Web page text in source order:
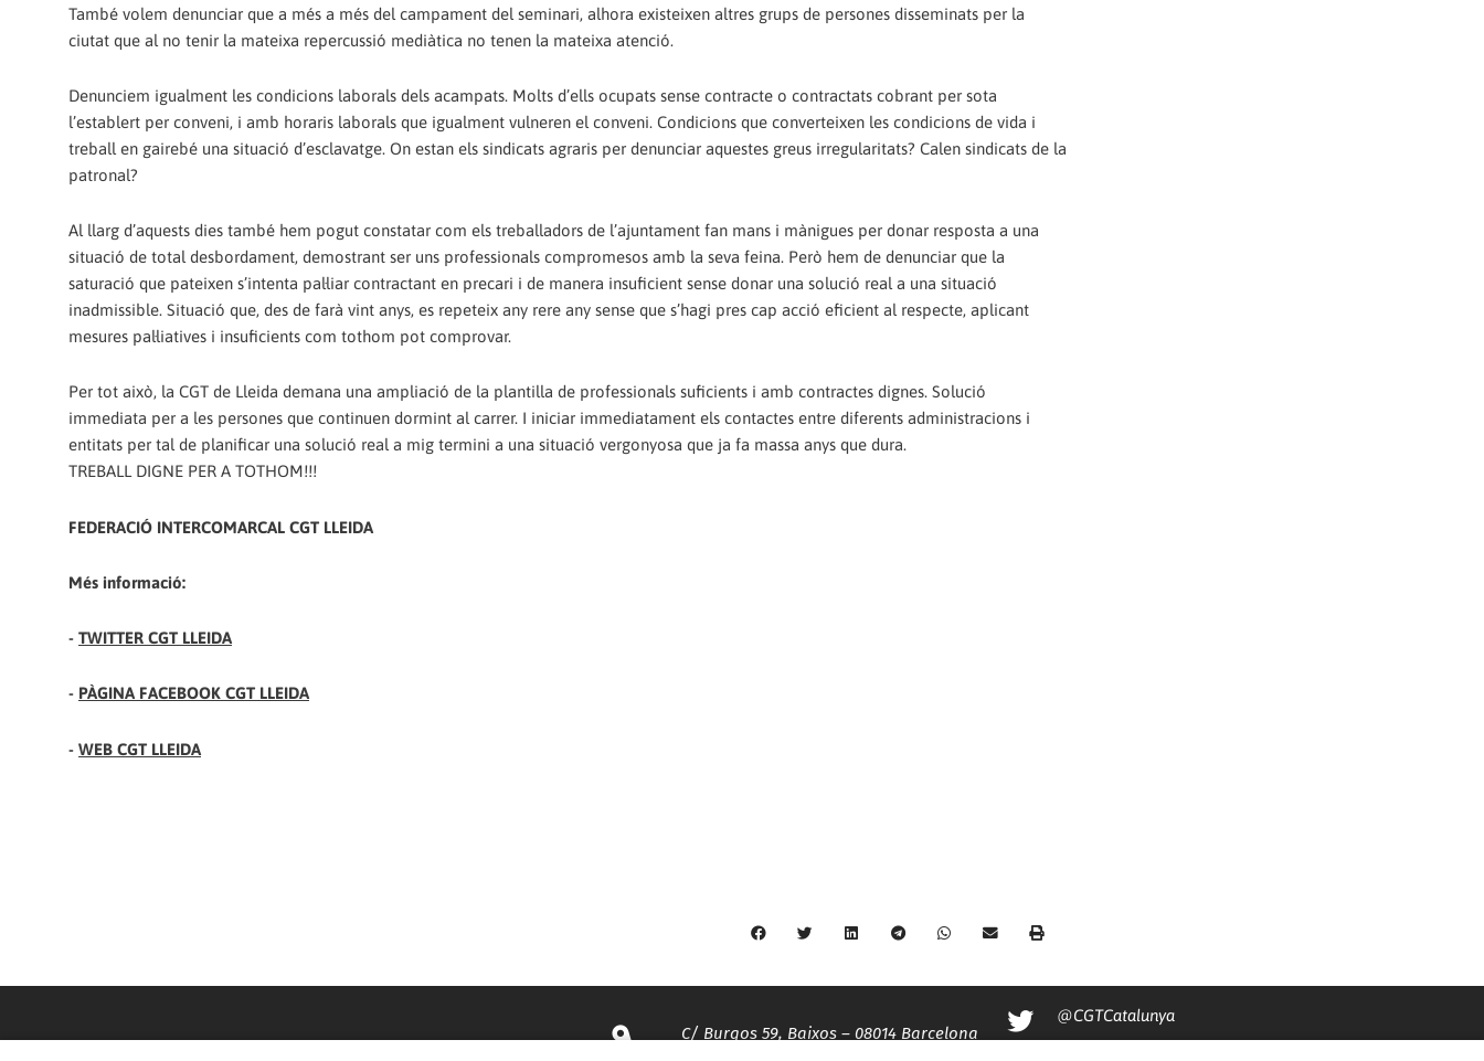
També volem denunciar que a més a més del campament del seminari, alhora existeixen altres grups de persones disseminats per la
ciutat que al no tenir la mateixa repercussió mediàtica no tenen la mateixa atenció.
Denunciem igualment les condicions laborals dels acampats. Molts d’ells ocupats sense contracte o contractats cobrant per sota
l’establert per conveni, i amb horaris laborals que igualment vulneren el conveni. Condicions que converteixen les condicions de vida i
treball en gairebé una situació d’esclavatge. On estan els sindicats agraris per denunciar aquestes greus irregularitats? Calen sindicats de la
patronal?
Al llarg d’aquests dies també hem pogut constatar com els treballadors de l’ajuntament fan mans i mànigues per donar resposta a una
situació de total desbordament, demostrant ser uns professionals compromesos amb la seva feina. Però hem de denunciar que la
saturació que pateixen s’intenta pal·liar contractant en precari i de manera insuficient sense donar una solució real a una situació
inadmissible. Situació que, des de farà vint anys, es repeteix any rere any sense que s’hagi pres cap acció eficient al respecte, aplicant
mesures pal·liatives i insuficients com tothom pot comprovar.
Per tot això, la CGT de Lleida demana una ampliació de la plantilla de professionals suficients i amb contractes dignes. Solució
immediata per a les persones que continuen dormint al carrer. I iniciar immediatament els contactes entre diferents administracions i
entitats per tal de planificar una solució real a mig termini a una situació vergonyosa que ja fa massa anys que dura.
TREBALL DIGNE PER A TOTHOM!!!
FEDERACIÓ INTERCOMARCAL CGT LLEIDA
Més informació:
- TWITTER CGT LLEIDA
- PÀGINA FACEBOOK CGT LLEIDA
- WEB CGT LLEIDA
C/ Burgos 59, Baixos – 08014 Barcelona
@CGTCatalunya